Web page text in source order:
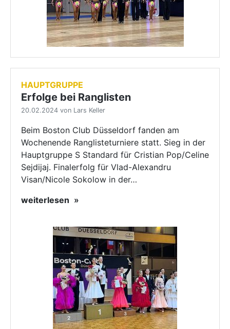
HAUPTGRUPPE
Erfolge bei Ranglisten
20.02.2024 von Lars Keller
Beim Boston Club Düsseldorf fanden am
Wochenende Ranglisteturniere statt. Sieg in der
Hauptgruppe S Standard für Cristian Pop/Celine
Sejdijaj. Finalerfolg für Vlad-Alexandru
Visan/Nicole Sokolow in der…
weiterlesen